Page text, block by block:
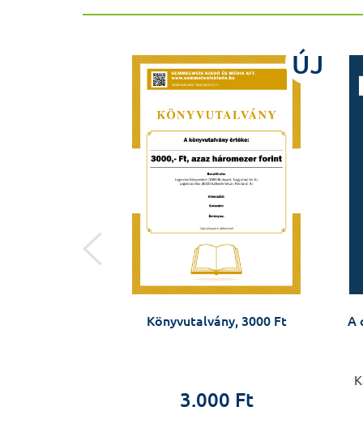
ÚJ
Könyvutalvány, 3000 Ft
3.000 Ft
A